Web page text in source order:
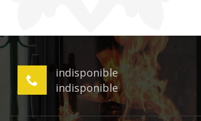
indisponible
indisponible